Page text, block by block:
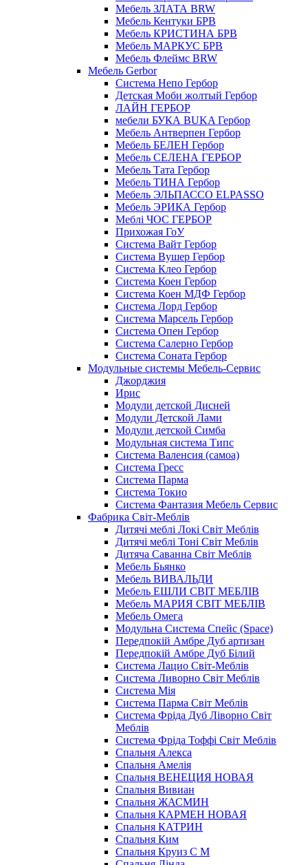
Мебель ЗЛАТА BRW
Мебель Кентуки БРВ
Мебель КРИСТИНА БРВ
Мебель МАРКУС БРВ
Мебель Флеймс BRW
Мебель Gerbor
Cистема Непо Гербор
Детская Моби жолтый Гербор
ЛАЙН ГЕРБОР
мебели БУКА BUKA Гербор
Мебель Антверпен Гербор
Мебель БЕЛЕН Гербор
Мебель СЕЛЕНА ГЕРБОР
Мебель Тата Гербор
Мебель ТИНА Гербор
Мебель ЭЛЬПАССО ELPASSO
Мебель ЭРИКА Гербор
Меблі ЧОС ГЕРБОР
Прихожая ГоУ
Система Вайт Гербор
Система Вушер Гербор
Система Клео Гербор
Система Коен Гербор
Система Коен МДФ Гербор
Система Лорд Гербор
Система Марсель Гербор
Система Опен Гербор
Система Салерно Гербор
Система Соната Гербор
Модульные системы Мебель-Сервис
Джорджия
Ирис
Модули детской Дисней
Модули Детской Лами
Модули детской Симба
Модульная система Типс
Система Валенсия (самоа)
Система Гресс
Система Парма
Система Токио
Система Фантазия Мебель Сервис
Фабрика Світ-Меблів
Дитячі меблі Локі Світ Меблів
Дитячі меблі Тоні Світ Меблів
Дитяча Саванна Світ Меблів
Мебель Бьянко
Мебель ВИВАЛЬДИ
Мебель ЕШЛИ СВІТ МЕБЛІВ
Мебель МАРИЯ СВІТ МЕБЛІВ
Мебель Омега
Модульна Cистема Спейс (Space)
Передпокій Амбре Дуб артизан
Передпокій Амбре Дуб Білий
Система Лацио Світ-Меблів
Система Ливорно Світ Меблів
Система Мія
Система Парма Свiт Меблiв
Система Фріда Дуб Ліворно Світ
Меблів
Система Фріда Тоффі Світ Меблів
Спальня Алекса
Спальня Амелія
Спальня ВЕНЕЦИЯ НОВАЯ
Спальня Вивиан
Спальня ЖАСМИН
Спальня КАРМЕН НОВАЯ
Спальня КАТРИН
Спальня Ким
Спальня Круиз С М